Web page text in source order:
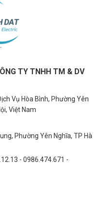
TY TNHH TM & DV
Vụ Hòa Bình, Phường Yên
Việt Nam
Phường Yên Nghĩa, TP Hà
- 0986.474.671 -